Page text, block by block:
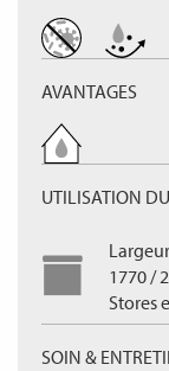
AVANTAGES
UTILISATION
1770 /
Stores
SOIN &